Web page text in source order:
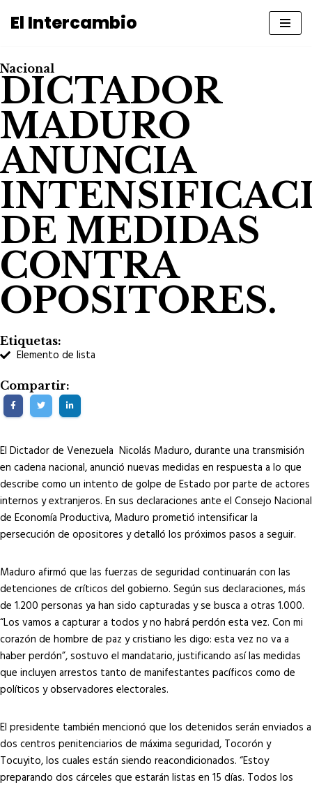
contenido
El Intercambio
Nacional
DICTADOR
MADURO
ANUNCIA
DE MEDIDAS
CONTRA
OPOSITORES.
Etiquetas:
Elemento de lista
Compartir:
El Dictador de Venezuela Nicolás Maduro, durante una transmisión
en cadena nacional, anunció nuevas medidas en respuesta a lo que
describe como un intento de golpe de Estado por parte de actores
internos y extranjeros. En sus declaraciones ante el Consejo Nacional
de Economía Productiva, Maduro prometió intensificar la
persecución de opositores y detalló los próximos pasos a seguir.
Maduro afirmó que las fuerzas de seguridad continuarán con las
detenciones de críticos del gobierno. Según sus declaraciones, más
de 1.200 personas ya han sido capturadas y se busca a otras 1.000.
“Los vamos a capturar a todos y no habrá perdón esta vez. Con mi
corazón de hombre de paz y cristiano les digo: esta vez no va a
haber perdón”, sostuvo el mandatario, justificando así las medidas
que incluyen arrestos tanto de manifestantes pacíficos como de
políticos y observadores electorales.
El presidente también mencionó que los detenidos serán enviados a
dos centros penitenciarios de máxima seguridad, Tocorón y
Tocuyito, los cuales están siendo reacondicionados. “Estoy
preparando dos cárceles que estarán listas en 15 días. Todos los